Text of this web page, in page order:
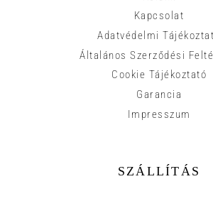
Kapcsolat
Adatvédelmi
Általános Szerződési
Cookie Tájékoztató
Garancia
Impresszum
SZÁLLÍTÁS